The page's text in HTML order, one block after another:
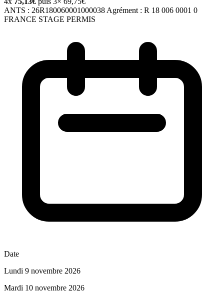
ANTS : 26R180060001000038 Agrément : R 18 006 0001 0
FRANCE STAGE PERMIS
Date
Lundi 9 novembre 2026
Mardi 10 novembre 2026